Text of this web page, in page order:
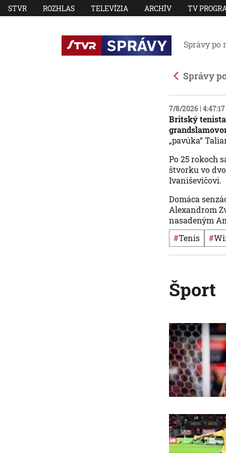
STVR ROZHLAS TELEVÍZIA ARCHÍV TV
Správy po
Správy
7/8/2026 |
Britský
„pavúka“
Po 25 rokoch
štvorku vo
Ivaniševičovi.
Domáca
Alexandrom
nasadeným
# Tenis #
Šport